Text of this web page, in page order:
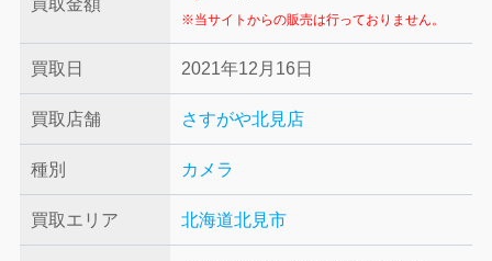
買取金額
※当サイトからの販売は行っておりません。
買取日 2021年12月16日
買取店舗 さすがや北見店
種別 カメラ
買取エリア 北海道北見市